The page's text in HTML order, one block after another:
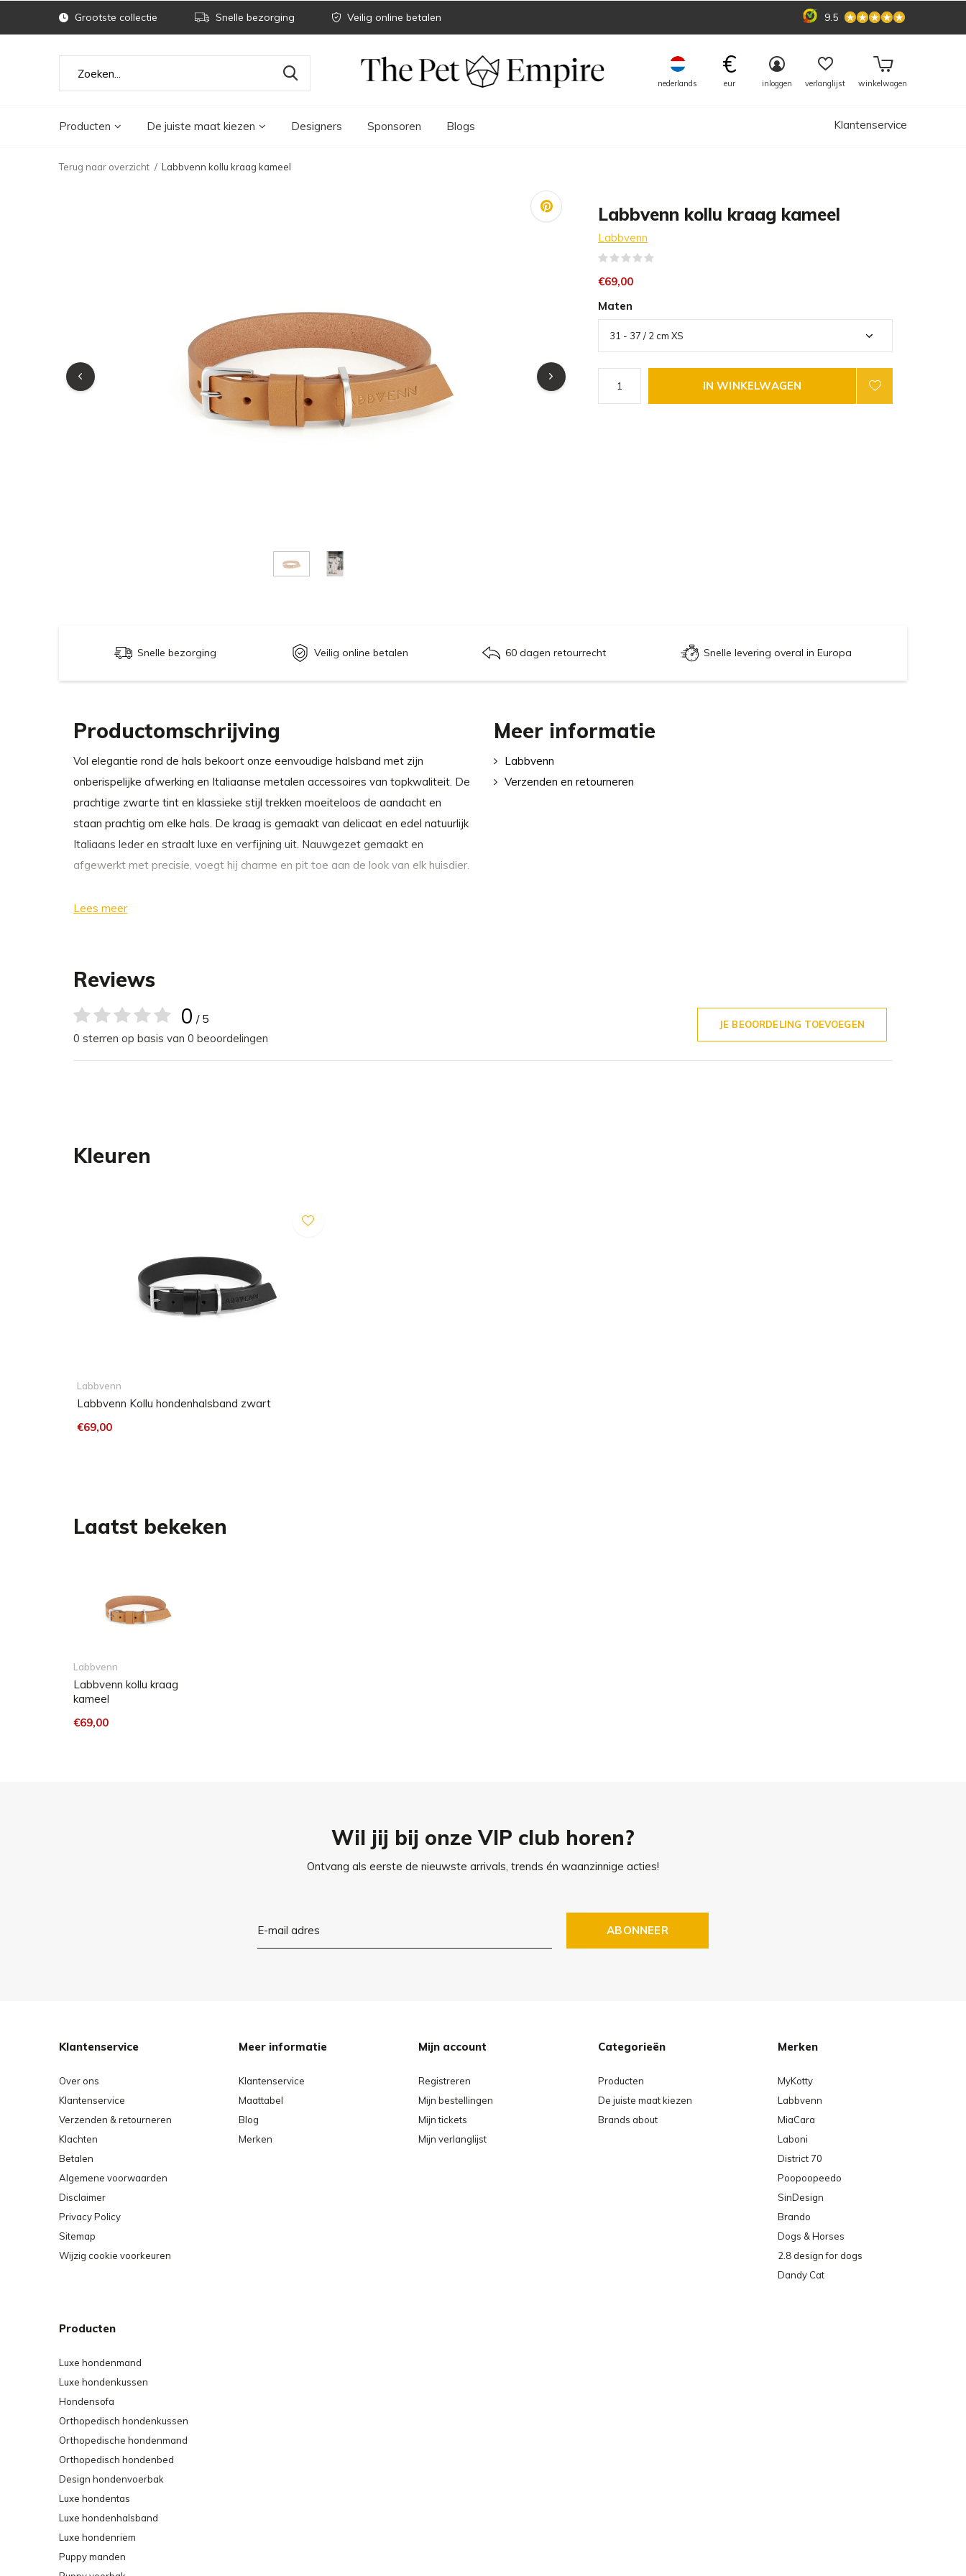
Producten De juiste maat kiezen Designers Sponsoren Blogs
nederlands
€
eur inloggen verlanglijst winkelwagen
Klantenservice
Grootste collectie Snelle bezorging Veilig online betalen 9.5
Terug naar overzicht Labbvenn kollu kraag kameel
Labbvenn kollu kraag kameel
Labbvenn
€69,00
Maten
IN WINKELWAGEN
Snelle bezorging Veilig online betalen 60 dagen retourrecht Snelle levering overal in Europa
Productomschrijving
Vol elegantie rond de hals bekoort onze eenvoudige halsband met zijn
onberispelijke afwerking en Italiaanse metalen accessoires van topkwaliteit. De
prachtige zwarte tint en klassieke stijl trekken moeiteloos de aandacht en
staan prachtig om elke hals. De kraag is gemaakt van delicaat en edel natuurlijk
Italiaans leder en straalt luxe en verfijning uit. Nauwgezet gemaakt en
afgewerkt met precisie, voegt hij charme en pit toe aan de look van elk huisdier.
Onze inzet voor duurzaamheid blijkt uit het natuurlijke looiproces van het leer,
en streven we er voortdurend naar om onze producten te verbeteren voor
zowel stijl als eco-bewustzijn.
Lees meer
Meer informatie
Labbvenn
Verzenden en retourneren
Reviews
0 / 5
0 sterren op basis van 0 beoordelingen
JE BEOORDELING TOEVOEGEN
Kleuren
Labbvenn
Labbvenn Kollu hondenhalsband zwart
€69,00
Laatst bekeken
Labbvenn
Labbvenn kollu kraag
kameel
€69,00
Wil jij bij onze VIP club horen?
Ontvang als eerste de nieuwste arrivals, trends én waanzinnige acties!
ABONNEER
Klantenservice
Over ons
Klantenservice
Verzenden & retourneren
Klachten
Betalen
Algemene voorwaarden
Disclaimer
Privacy Policy
Sitemap
Wijzig cookie voorkeuren
Meer informatie
Klantenservice
Maattabel
Blog
Merken
Mijn account
Registreren
Mijn bestellingen
Mijn tickets
Mijn verlanglijst
Categorieën
Producten
De juiste maat kiezen
Brands about
Merken
MyKotty
Labbvenn
MiaCara
Laboni
District 70
Poopoopeedo
SinDesign
Brando
Dogs & Horses
2.8 design for dogs
Dandy Cat
Producten
Luxe hondenmand
Luxe hondenkussen
Hondensofa
Orthopedisch hondenkussen
Orthopedische hondenmand
Orthopedisch hondenbed
Design hondenvoerbak
Luxe hondentas
Luxe hondenhalsband
Luxe hondenriem
Puppy manden